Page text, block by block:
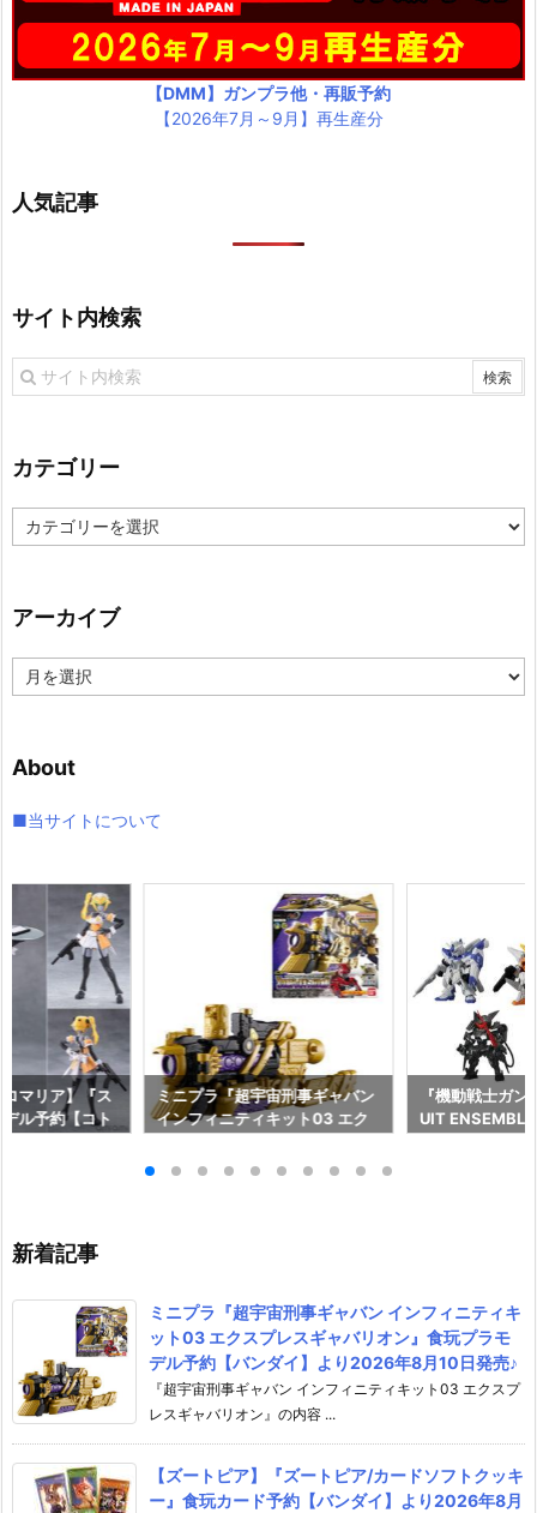
【DMM】ガンプラ他・再販予約
【2026年7月～9月】再生産分
人気記事
サイト内検索
カテゴリー
テ
ー
アーカイブ
ー
ブ
About
■当サイトについて
マリア】『ス
ル予約【コト
ミニプラ『超宇宙刑事ギャバン
インフィニティキット03 エク
ラモデル予約【バンダイ】より
『機動戦士ガ
UIT
新着記事
ミニプラ『超宇宙刑事ギャバン インフィニティキ
ット03 エクスプレスギャバリオン』食玩プラモ
デル予約【バンダイ】より2026年8月10日発売♪
『超宇宙刑事ギャバン インフィニティキット03 エクスプ
レスギャバリオン』の内容 ...
【ズートピア】『ズートピア/カードソフトクッキ
ー』食玩カード予約【バンダイ】より2026年8月